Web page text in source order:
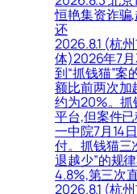
恒艳集资诈骗
还
2026.8.1 (杭
体)2026年7
到“抓钱猫”案
额比前两次加
约为20%。抓
平台,但案件
一中院7月14
付。抓钱猫三
退越少”的规
4.8%,第三次
2026.8.1 (杭